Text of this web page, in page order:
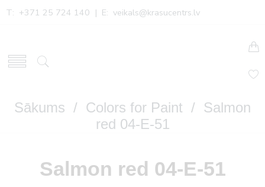
T: +371 25 724 140 | E: veikals@krasucentrs.lv
Sākums / Colors for Paint / Salmon
red 04-E-51
Salmon red 04-E-51